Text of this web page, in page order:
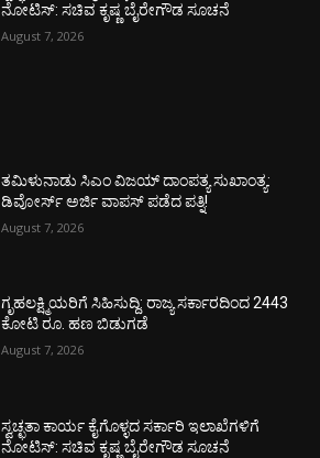
ನೋಟಿಸ್: ಸಚಿವ ಕೃಷ್ಣ ಬೈರೇಗೌಡ ಸೂಚನೆ
August 7, 2026
ತಮಿಳುನಾಡು ಸಿಎಂ ವಿಜಯ್‌ ದಾಂಪತ್ಯ ಸುಖಾಂತ್ಯ:
ಡಿವೋರ್ಸ್‌ ಅರ್ಜಿ ವಾಪಸ್‌ ಪಡೆದ ಪತ್ನಿ!
August 7, 2026
ಗೃಹಲಕ್ಷ್ಮಿಯರಿಗೆ ಸಿಹಿಸುದ್ದಿ: ರಾಜ್ಯ ಸರ್ಕಾರದಿಂದ 2443
ಕೋಟಿ ರೂ. ಹಣ ಬಿಡುಗಡೆ
August 7, 2026
ಸ್ವಚ್ಛತಾ ಕಾರ್ಯ ಕೈಗೊಳ್ಳದ ಸರ್ಕಾರಿ ಇಲಾಖೆಗಳಿಗೆ
ನೋಟಿಸ್: ಸಚಿವ ಕೃಷ್ಣ ಬೈರೇಗೌಡ ಸೂಚನೆ